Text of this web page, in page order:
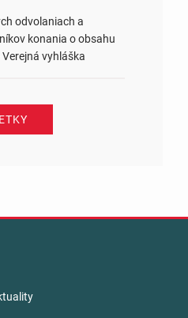
odvolaniach a
konania o obsahu
vyhláška